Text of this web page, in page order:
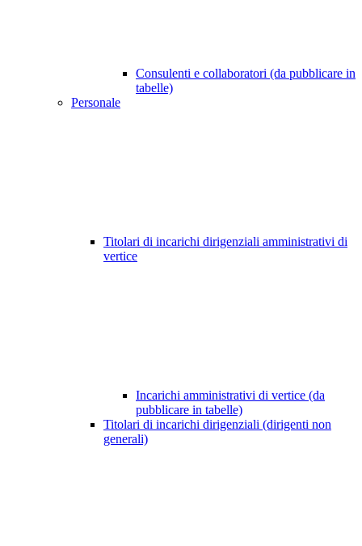
Consulenti e collaboratori (da pubblicare in
tabelle)
Personale
Titolari di incarichi dirigenziali amministrativi di
vertice
Incarichi amministrativi di vertice (da
pubblicare in tabelle)
Titolari di incarichi dirigenziali (dirigenti non
generali)